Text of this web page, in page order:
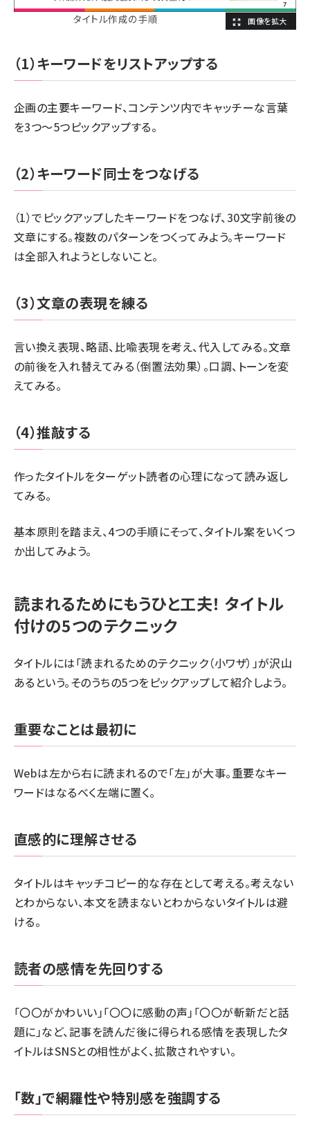
タイトル作成の手順
（1）キーワードをリストアップする
企画の主要キーワード、コンテンツ内でキャッチーな言葉
を3つ～5つピックアップする。
（2）キーワード同士をつなげる
（1）でピックアップしたキーワードをつなげ、30文字前後の
文章にする。複数のパターンをつくってみよう。キーワード
は全部入れようとしないこと。
（3）文章の表現を練る
言い換え表現、略語、比喩表現を考え、代入してみる。文章
の前後を入れ替えてみる（倒置法効果）。口調、トーンを変
えてみる。
（4）推敲する
作ったタイトルをターゲット読者の心理になって読み返し
てみる。
基本原則を踏まえ、4つの手順にそって、タイトル案をいくつ
か出してみよう。
読まれるためにもうひと工夫！ タイトル
付けの5つのテクニック
タイトルには「読まれるためのテクニック（小ワザ）」が沢山
あるという。そのうちの5つをピックアップして紹介しよう。
重要なことは最初に
Webは左から右に読まれるので「左」が大事。重要なキー
ワードはなるべく左端に置く。
直感的に理解させる
タイトルはキャッチコピー的な存在として考える。考えない
とわからない、本文を読まないとわからないタイトルは避
ける。
読者の感情を先回りする
「〇〇がかわいい」「〇〇に感動の声」「〇〇が斬新だと話
題に」など、記事を読んだ後に得られる感情を表現したタ
イトルはSNSとの相性がよく、拡散されやすい。
「数」で網羅性や特別感を強調する